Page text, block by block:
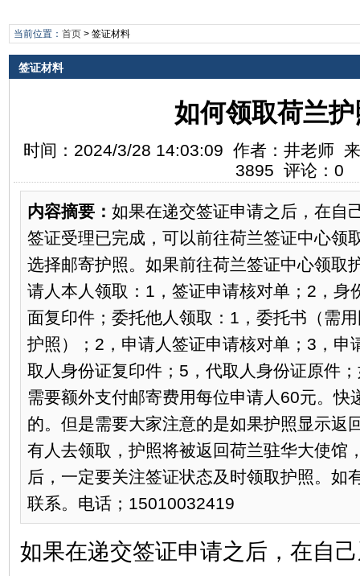
当前位置： 首页> 签证材料
签证材料
如何领取荷兰
时间：2024/3/28 14:03:09 作者：井老师
3895 评论：0
内容摘要： 如果在递交签证申请之后，在自
签证受理已完成，可以前往荷兰签证中心领
选择邮寄护照。如果前往荷兰签证中心领取
请人本人领取：1，签证申请核对单；2，身
面复印件；委托他人领取：1，委托书（需
护照）；2，申请人签证申请核对单；3，申
取人身份证复印件；5，代取人身份证原件
需要额外支付邮寄费用每位申请人60元。快
的。但是需要大家注意的是如果护照显示返
有人去领取，护照将被返回荷兰驻华大使馆
后，一定要关注签证状态及时领取护照。如
联系。电话；15010032419
如果在递交签证申请之后，在自